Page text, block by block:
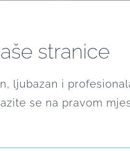
stranice
ljubazan i
se na pravom